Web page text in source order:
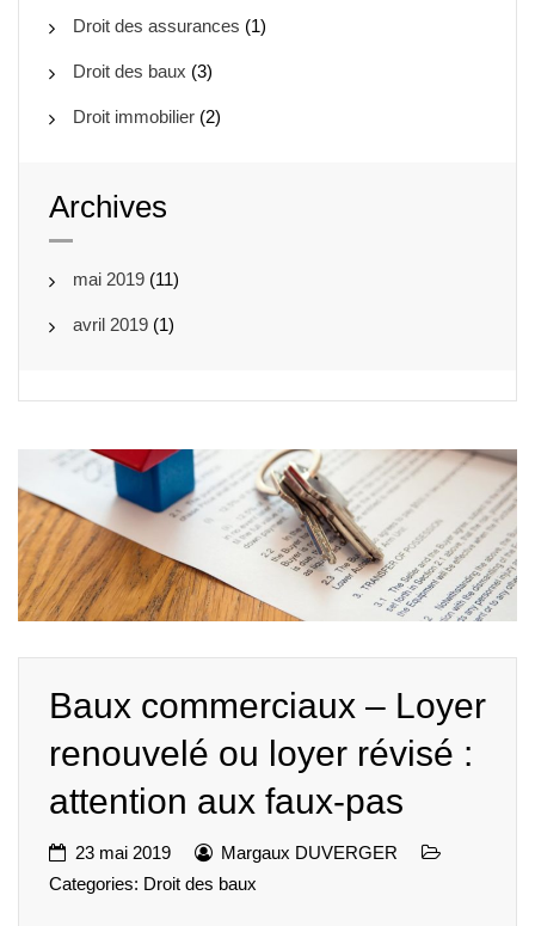
Droit des assurances (1)
Droit des baux (3)
Droit immobilier (2)
Archives
mai 2019 (11)
avril 2019 (1)
Baux commerciaux – Loyer
renouvelé ou loyer révisé :
attention aux faux-pas
23 mai 2019
Margaux DUVERGER
Categories: Droit des baux